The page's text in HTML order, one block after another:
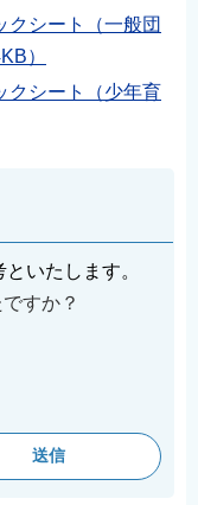
クシート（一般団
）
クシート（少年育
いたします。
すか？